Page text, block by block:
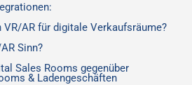
AR für digitale Verkaufsräume?
Sinn?
Sales Rooms gegenüber
& Ladengeschäften